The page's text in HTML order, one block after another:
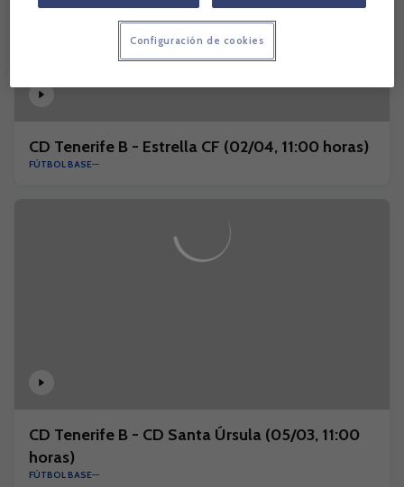
CD Tenerife B - Estrella CF (02/04, 11:00 horas)
FÚTBOL BASE
CD Tenerife B - CD Santa Úrsula (05/03, 11:00
horas)
FÚTBOL BASE
Configuración de cookies